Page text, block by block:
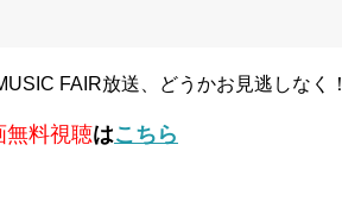
FAIR放送、どうかお見逃しなく！
無料視聴はこちら